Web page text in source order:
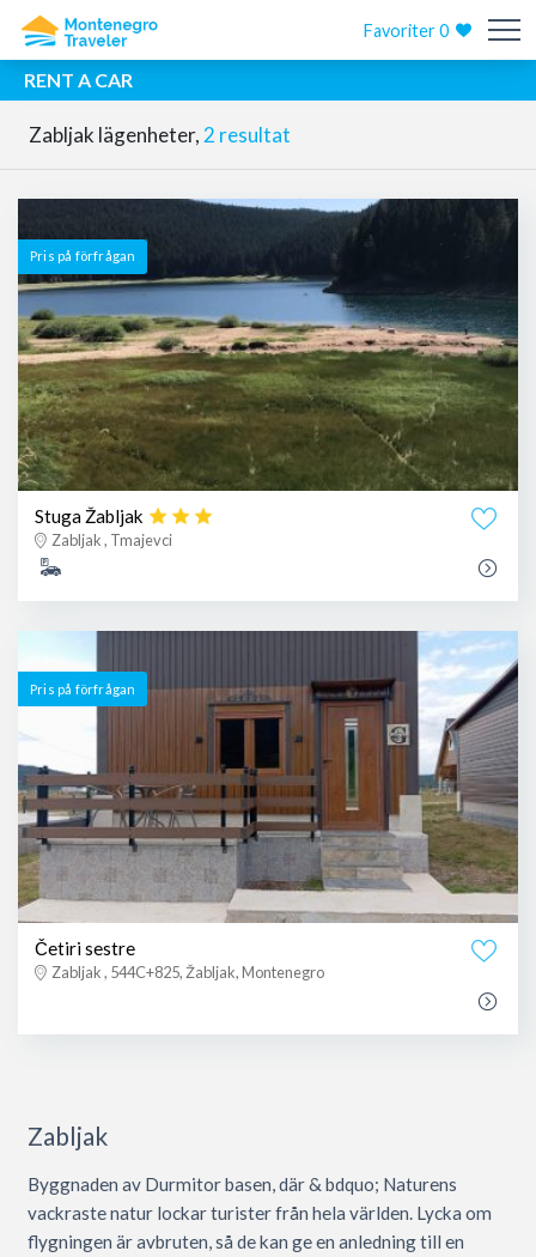
Favoriter0
RENT A CAR
Zabljak lägenheter, 2 resultat
Pris på förfrågan
Stuga Žabljak
Zabljak , Tmajevci
Pris på förfrågan
Četiri sestre
Zabljak , 544C+825, Žabljak, Montenegro
Zabljak
Byggnaden av Durmitor basen, där & bdquo; Naturens
vackraste natur lockar turister från hela världen. Lycka om
flygningen är avbruten, så de kan ge en anledning till en